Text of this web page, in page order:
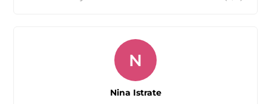
N
Nina Istrate